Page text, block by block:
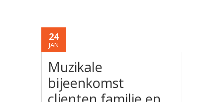
24
JAN
Muzikale
bijeenkomst